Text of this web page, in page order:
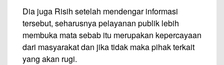
Dia juga Risih setelah mendengar informasi
tersebut, seharusnya pelayanan publik lebih
membuka mata sebab itu merupakan kepercayaan
dari masyarakat dan jika tidak maka pihak terkait
yang akan rugi.